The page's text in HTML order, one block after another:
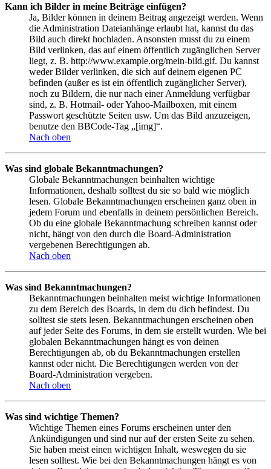
Kann ich Bilder in meine Beiträge einfügen?
Ja, Bilder können in deinem Beitrag angezeigt werden. Wenn
die Administration Dateianhänge erlaubt hat, kannst du das
Bild auch direkt hochladen. Ansonsten musst du zu einem
Bild verlinken, das auf einem öffentlich zugänglichen Server
liegt, z. B. http://www.example.org/mein-bild.gif. Du kannst
weder Bilder verlinken, die sich auf deinem eigenen PC
befinden (außer es ist ein öffentlich zugänglicher Server),
noch zu Bildern, die nur nach einer Anmeldung verfügbar
sind, z. B. Hotmail- oder Yahoo-Mailboxen, mit einem
Passwort geschützte Seiten usw. Um das Bild anzuzeigen,
benutze den BBCode-Tag „[img]“.
Nach oben
Was sind globale Bekanntmachungen?
Globale Bekanntmachungen beinhalten wichtige
Informationen, deshalb solltest du sie so bald wie möglich
lesen. Globale Bekanntmachungen erscheinen ganz oben in
jedem Forum und ebenfalls in deinem persönlichen Bereich.
Ob du eine globale Bekanntmachung schreiben kannst oder
nicht, hängt von den durch die Board-Administration
vergebenen Berechtigungen ab.
Nach oben
Was sind Bekanntmachungen?
Bekanntmachungen beinhalten meist wichtige Informationen
zu dem Bereich des Boards, in dem du dich befindest. Du
solltest sie stets lesen. Bekanntmachungen erscheinen oben
auf jeder Seite des Forums, in dem sie erstellt wurden. Wie bei
globalen Bekanntmachungen hängt es von deinen
Berechtigungen ab, ob du Bekanntmachungen erstellen
kannst oder nicht. Die Berechtigungen werden von der
Board-Administration vergeben.
Nach oben
Was sind wichtige Themen?
Wichtige Themen eines Forums erscheinen unter den
Ankündigungen und sind nur auf der ersten Seite zu sehen.
Sie haben meist einen wichtigen Inhalt, weswegen du sie
lesen solltest. Wie bei den Bekanntmachungen hängt es von